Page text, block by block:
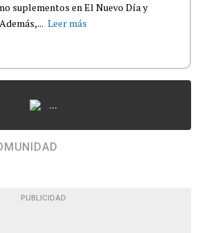
suplementos en El Nuevo Día y
Leer más
...
PUBLICIDAD